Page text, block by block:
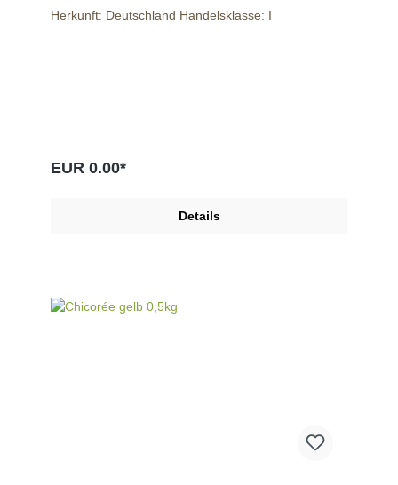
Herkunft: Deutschland Handelsklasse: I
EUR 0.00*
Details